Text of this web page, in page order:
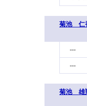
菊池 仁
---
---
菊池 雄